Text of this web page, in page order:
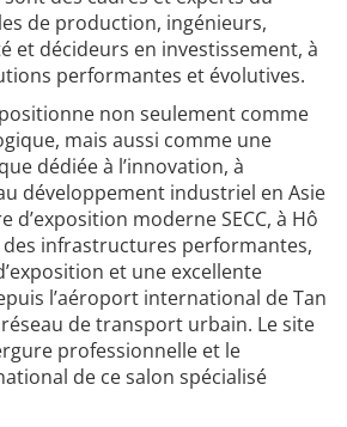
de production, ingénieurs,
et décideurs en investissement, à
performantes et évolutives.
non seulement comme
mais aussi comme une
dédiée à l’innovation, à
développement industriel en Asie
d’exposition moderne SECC, à Hô
des infrastructures performantes,
et une excellente
l’aéroport international de Tan
de transport urbain. Le site
professionnelle et le
de ce salon spécialisé